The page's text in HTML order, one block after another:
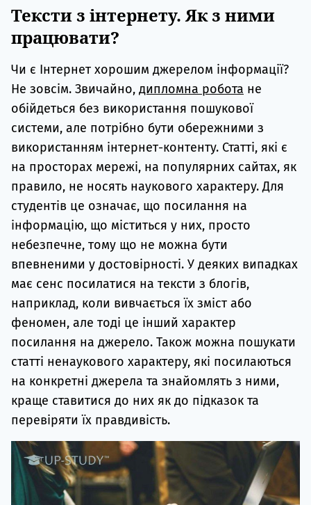
Тексти з інтернету. Як з ними
працювати?
Чи є Інтернет хорошим джерелом інформації?
Не зовсім. Звичайно, дипломна робота не
обійдеться без використання пошукової
системи, але потрібно бути обережними з
використанням інтернет-контенту. Статті, які є
на просторах мережі, на популярних сайтах, як
правило, не носять наукового характеру. Для
студентів це означає, що посилання на
інформацію, що міститься у них, просто
небезпечне, тому що не можна бути
впевненими у достовірності. У деяких випадках
має сенс посилатися на тексти з блогів,
наприклад, коли вивчається їх зміст або
феномен, але тоді це інший характер
посилання на джерело. Також можна пошукати
статті ненаукового характеру, які посилаються
на конкретні джерела та знайомлять з ними,
краще ставитися до них як до підказок та
перевіряти їх правдивість.